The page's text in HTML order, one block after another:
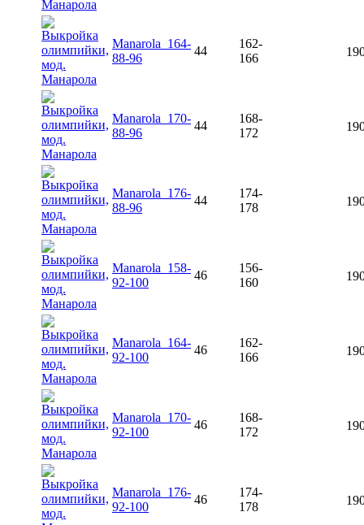
Manarola_164-
88-96
44
162-
166
Manarola_170-
88-96
44
168-
172
Manarola_176-
88-96
44
174-
178
Manarola_158-
92-100
46
156-
160
Manarola_164-
92-100
46
162-
166
Manarola_170-
92-100
46
168-
172
Manarola_176-
92-100
46
174-
178